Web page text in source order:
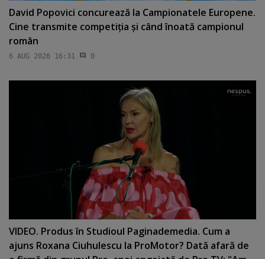
David Popovici concurează la Campionatele Europene.
Cine transmite competiţia şi când înoată campionul
român
6 AUG 2026 16:31 0
VIDEO. Produs în Studioul Paginademedia. Cum a
ajuns Roxana Ciuhulescu la ProMotor? Dată afară de